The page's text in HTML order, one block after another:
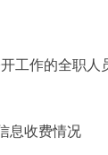
作的全职人
收费情况